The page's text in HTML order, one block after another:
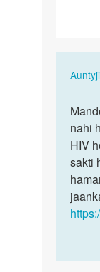
AuntyjiIn
beta
tab
toh
koi…
nahi
HIV
sakti